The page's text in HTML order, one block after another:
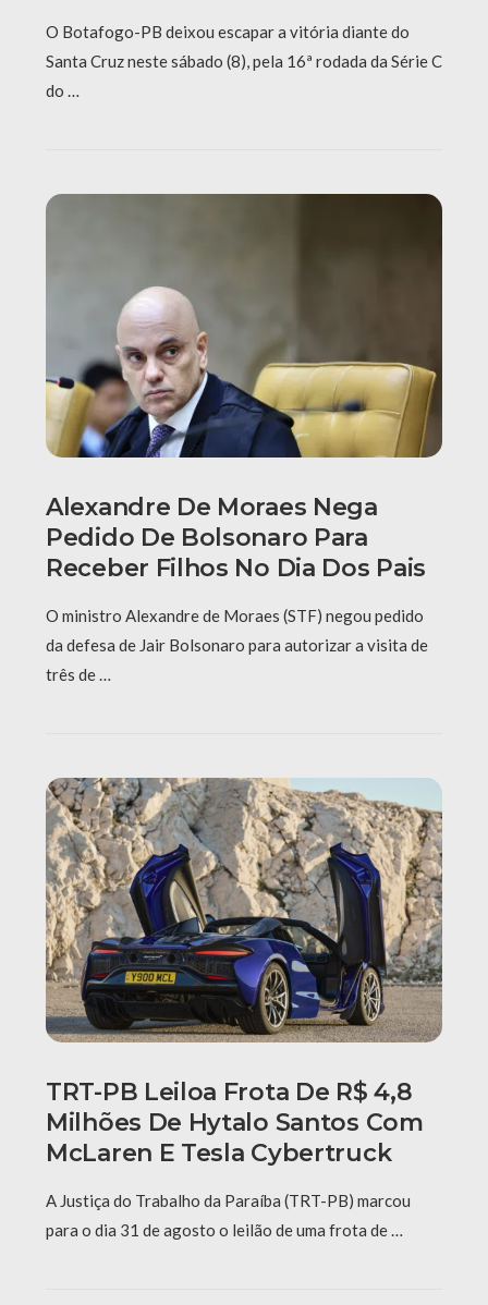
O Botafogo-PB deixou escapar a vitória diante do
Santa Cruz neste sábado (8), pela 16ª rodada da Série C
do …
Alexandre De Moraes Nega
Pedido De Bolsonaro Para
Receber Filhos No Dia Dos Pais
O ministro Alexandre de Moraes (STF) negou pedido
da defesa de Jair Bolsonaro para autorizar a visita de
três de …
TRT-PB Leiloa Frota De R$ 4,8
Milhões De Hytalo Santos Com
McLaren E Tesla Cybertruck
A Justiça do Trabalho da Paraíba (TRT-PB) marcou
para o dia 31 de agosto o leilão de uma frota de …